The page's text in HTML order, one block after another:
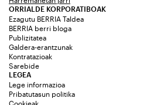
ORRIALDE KORPORATIBOAK
Ezagutu BERRIA Taldea
BERRIA berri bloga
Publizitatea
Galdera-erantzunak
Kontratazioak
Sarebide
LEGEA
Lege informazioa
Pribatutasun politika
Cookieak